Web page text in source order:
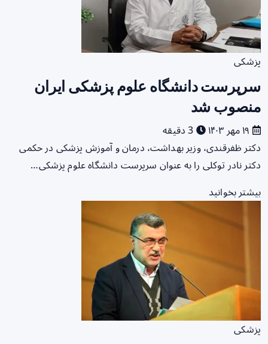
پزشکی
سرپرست دانشگاه علوم پزشکی ایران
منصوب شد
دکتر ظفرقندی، وزیر بهداشت، درمان و آموزش پزشکی در حکمی
دکتر نادر توکلی را به عنوان سرپرست دانشگاه علوم پزشکی…
بیشتر بخوانید
پزشکی